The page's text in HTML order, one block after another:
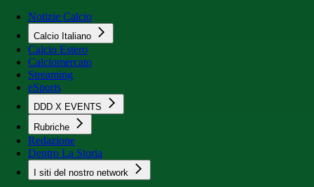
Notizie Calcio
Calcio Italiano
Calcio Estero
Calciomercato
Streaming
eSports
DDD X EVENTS
Rubriche
Redazione
Dentro La Storia
I siti del nostro network